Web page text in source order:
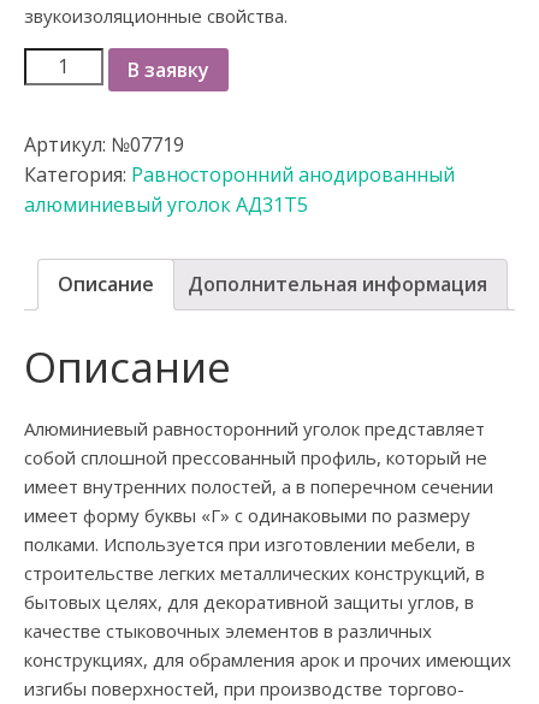
звукоизоляционные свойства.
В заявку
Артикул: №07719
Категория: Равносторонний анодированный
алюминиевый уголок АД31Т5
Описание Дополнительная информация
Описание
Алюминиевый равносторонний уголок представляет
собой сплошной прессованный профиль, который не
имеет внутренних полостей, а в поперечном сечении
имеет форму буквы «Г» с одинаковыми по размеру
полками. Используется при изготовлении мебели, в
строительстве легких металлических конструкций, в
бытовых целях, для декоративной защиты углов, в
качестве стыковочных элементов в различных
конструкциях, для обрамления арок и прочих имеющих
изгибы поверхностей, при производстве торгово-